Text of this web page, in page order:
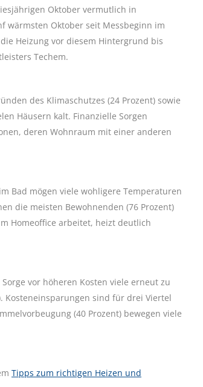
Oktober vermutlich in
wärmsten Oktober seit Messbeginn im
Heizung vor diesem Hintergrund bis
Techem.
des Klimaschutzes (24 Prozent) sowie
Häusern kalt. Finanzielle Sorgen
deren Wohnraum mit einer anderen
Bad mögen viele wohligere Temperaturen
die meisten Bewohnenden (76 Prozent)
Homeoffice arbeitet, heizt deutlich
vor höheren Kosten viele erneut zu
Kosteneinsparungen sind für drei Viertel
(40 Prozent) bewegen viele
Tipps zum richtigen Heizen und